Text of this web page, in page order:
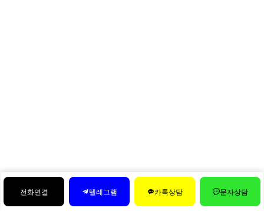
전화연결 텔레그램 카톡상담 문자상담